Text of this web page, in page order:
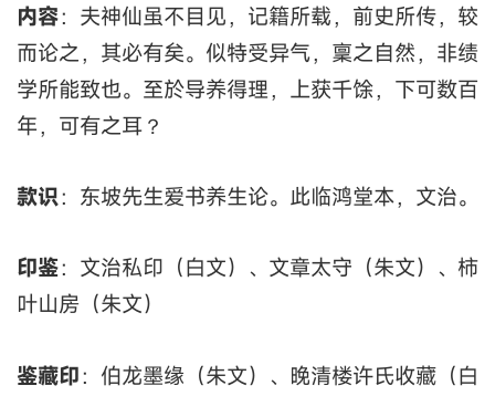
内容：夫神仙虽不目见，记籍所载，前史所传，较
而论之，其必有矣。似特受异气，稟之自然，非绩
学所能致也。至於导养得理，上获千馀，下可数百
年，可有之耳？
款识：东坡先生爱书养生论。此临鸿堂本，文治。
印鉴：文治私印（白文）、文章太守（朱文）、柿
叶山房（朱文）
鉴藏印：伯龙墨缘（朱文）、晚清楼许氏收藏（白